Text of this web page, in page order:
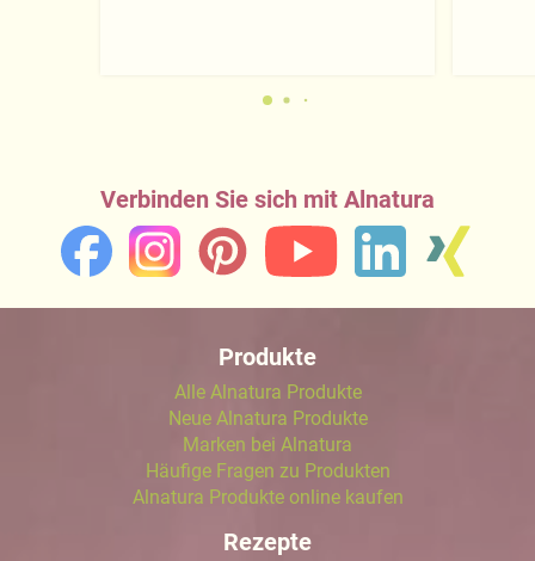
Verbinden Sie sich mit Alnatura
Produkte
Alle Alnatura Produkte
Neue Alnatura Produkte
Marken bei Alnatura
Häufige Fragen zu Produkten
Alnatura Produkte online kaufen
Rezepte